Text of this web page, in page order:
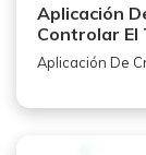
Aplicación
Controlar El
Aplicación De